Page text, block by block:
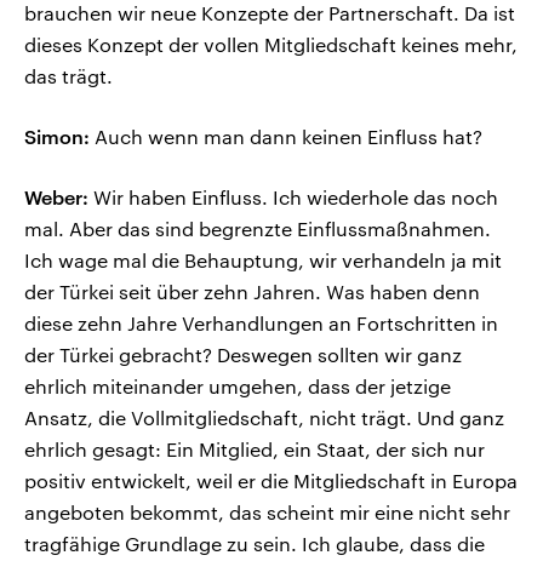
brauchen wir neue Konzepte der Partnerschaft. Da ist
dieses Konzept der vollen Mitgliedschaft keines mehr,
das trägt.
Simon: Auch wenn man dann keinen Einfluss hat?
Weber: Wir haben Einfluss. Ich wiederhole das noch
mal. Aber das sind begrenzte Einflussmaßnahmen.
Ich wage mal die Behauptung, wir verhandeln ja mit
der Türkei seit über zehn Jahren. Was haben denn
diese zehn Jahre Verhandlungen an Fortschritten in
der Türkei gebracht? Deswegen sollten wir ganz
ehrlich miteinander umgehen, dass der jetzige
Ansatz, die Vollmitgliedschaft, nicht trägt. Und ganz
ehrlich gesagt: Ein Mitglied, ein Staat, der sich nur
positiv entwickelt, weil er die Mitgliedschaft in Europa
angeboten bekommt, das scheint mir eine nicht sehr
tragfähige Grundlage zu sein. Ich glaube, dass die